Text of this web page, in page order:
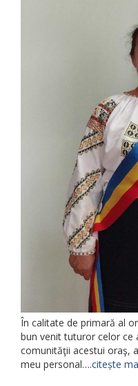
În calitate de primară al
bun venit tuturor celor ce
comunităţii acestui oraş,
meu personal….citește